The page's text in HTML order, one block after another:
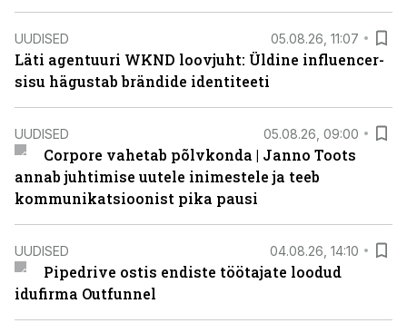
UUDISED 05.08.26, 11:07
Läti agentuuri WKND loovjuht: Üldine influencer-
sisu hägustab brändide identiteeti
UUDISED 05.08.26, 09:00
Corpore vahetab põlvkonda | Janno Toots
annab juhtimise uutele inimestele ja teeb
kommunikatsioonist pika pausi
UUDISED 04.08.26, 14:10
Pipedrive ostis endiste töötajate loodud
idufirma Outfunnel